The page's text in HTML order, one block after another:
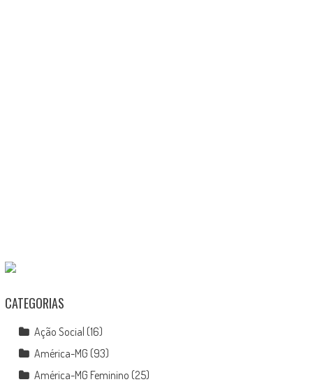
CATEGORIAS
Ação Social (16)
América-MG (93)
América-MG Feminino (25)